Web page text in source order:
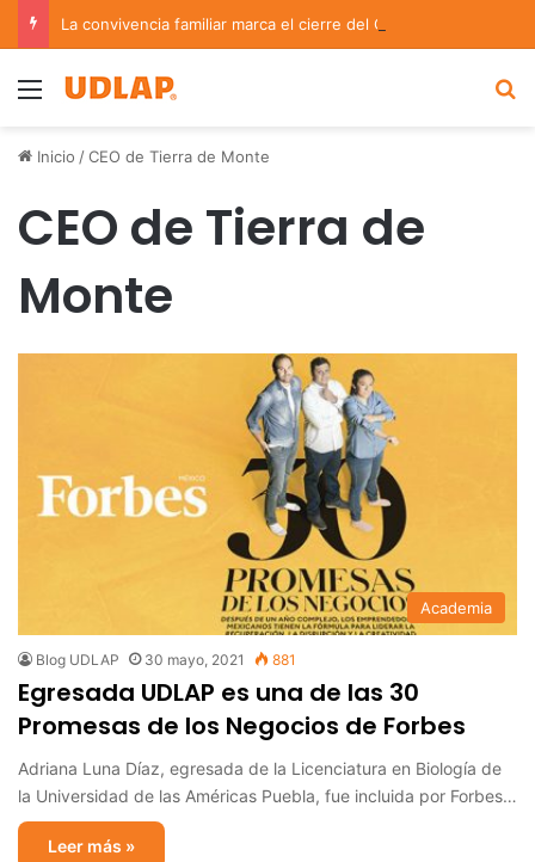
Menu
Inicio /CEO de Tierra de Monte
CEO de Tierra de
Monte
Academia
Blog UDLAP 30 mayo, 2021 881
Egresada UDLAP es una de las 30
Promesas de los Negocios de Forbes
Adriana Luna Díaz, egresada de la Licenciatura en Biología de
la Universidad de las Américas Puebla, fue incluida por Forbes…
Leer más »